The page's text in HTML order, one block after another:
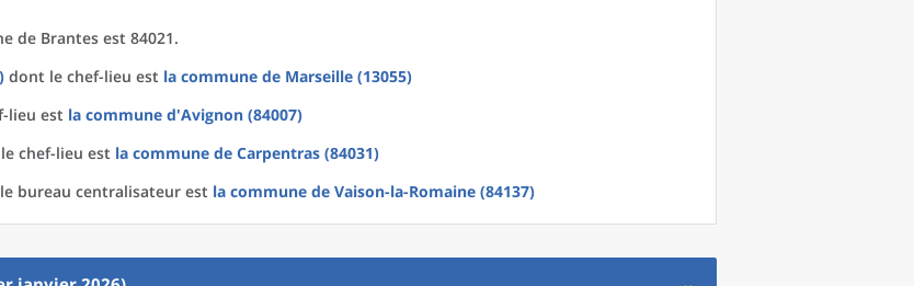
de Brantes est 84021.
dont le chef-lieu est la commune de Marseille (13055)
lieu est la commune d'Avignon (84007)
chef-lieu est la commune de Carpentras (84031)
bureau centralisateur est la commune de Vaison-la-Romaine (84137)